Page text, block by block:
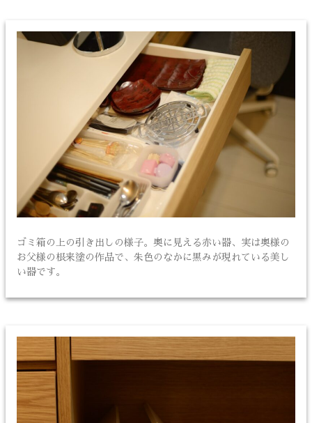
ゴミ箱の上の引き出しの様子。奥に見える赤い器、実は奥様の
お父様の根来塗の作品で、朱色のなかに黒みが現れている美し
い器です。